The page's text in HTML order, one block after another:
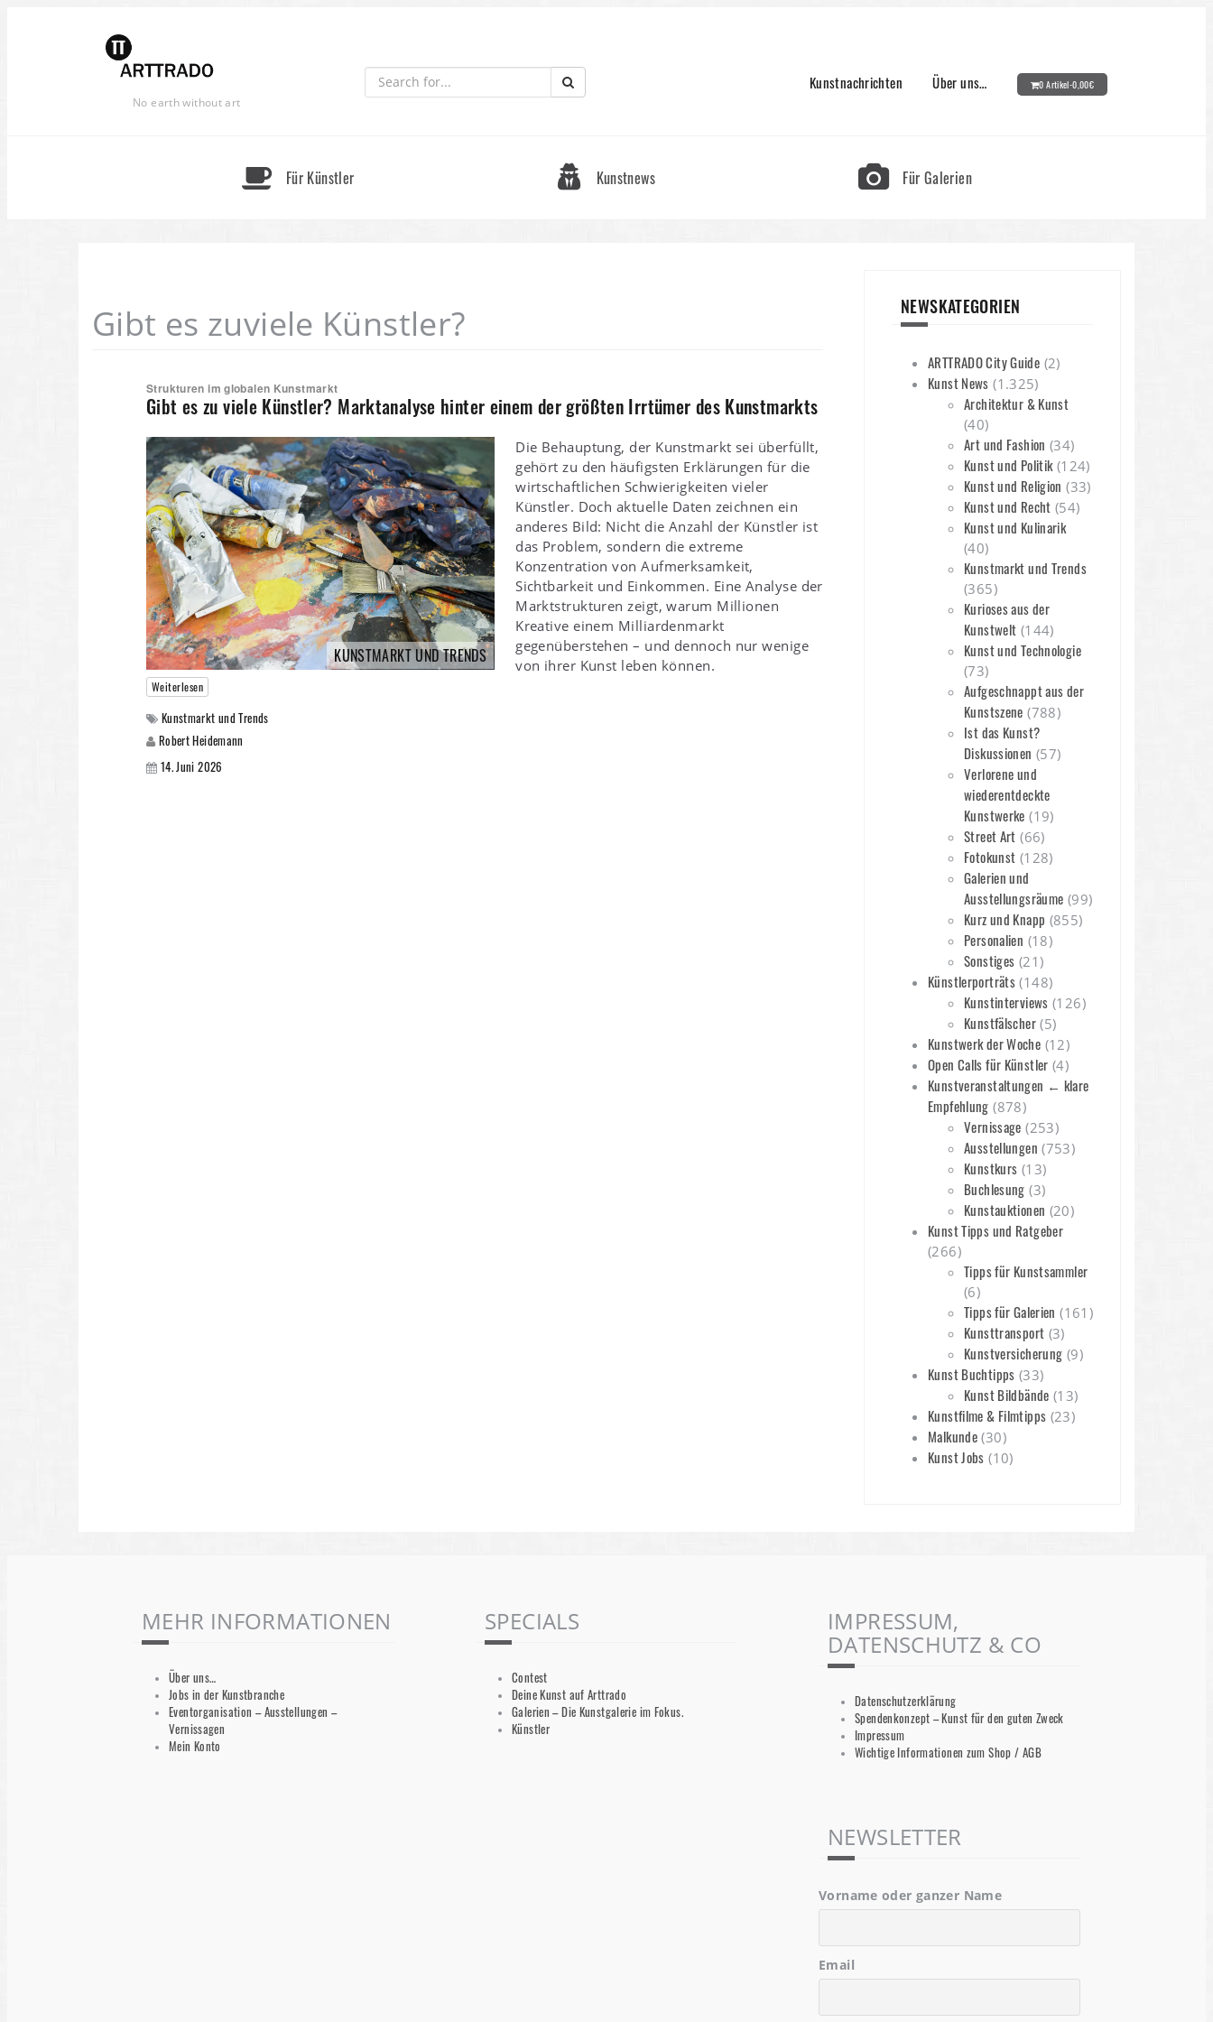
No earth without art
Kunstnachrichten Über uns… 0 Artikel-0,00€
Für Künstler Kunstnews Für Galerien
Gibt es zuviele Künstler?
Strukturen im globalen Kunstmarkt
Gibt es zu viele Künstler? Marktanalyse hinter einem der größten Irrtümer des Kunstmarkts
KUNSTMARKT UND TRENDS
Die Behauptung, der Kunstmarkt sei überfüllt,
gehört zu den häufigsten Erklärungen für die
wirtschaftlichen Schwierigkeiten vieler
Künstler. Doch aktuelle Daten zeichnen ein
anderes Bild: Nicht die Anzahl der Künstler ist
das Problem, sondern die extreme
Konzentration von Aufmerksamkeit,
Sichtbarkeit und Einkommen. Eine Analyse der
Marktstrukturen zeigt, warum Millionen
Kreative einem Milliardenmarkt
gegenüberstehen – und dennoch nur wenige
von ihrer Kunst leben können.
Weiterlesen
Kunstmarkt und Trends
Robert Heidemann
14. Juni 2026
NEWSKATEGORIEN
ARTTRADO City Guide (2)
Kunst News (1.325)
Architektur & Kunst
(40)
Art und Fashion (34)
Kunst und Politik(124)
Kunst und Religion (33)
Kunst und Recht (54)
Kunst und Kulinarik
(40)
Kunstmarkt und Trends
(365)
Kurioses aus der
Kunstwelt (144)
Kunst und Technologie
(73)
Aufgeschnappt aus der
Kunstszene (788)
Ist das Kunst?
Diskussionen (57)
Verlorene und
wiederentdeckte
Kunstwerke (19)
Street Art (66)
Fotokunst (128)
Galerien und
Ausstellungsräume (99)
Kurz und Knapp (855)
Personalien (18)
Sonstiges (21)
Künstlerporträts (148)
Kunstinterviews (126)
Kunstfälscher(5)
Kunstwerk der Woche (12)
Open Calls für Künstler (4)
Kunstveranstaltungen ← klare
Empfehlung (878)
Vernissage (253)
Ausstellungen (753)
Kunstkurs (13)
Buchlesung (3)
Kunstauktionen (20)
Kunst Tipps und Ratgeber
(266)
Tipps für Kunstsammler
(6)
Tipps für Galerien (161)
Kunsttransport (3)
Kunstversicherung (9)
Kunst Buchtipps (33)
Kunst Bildbände (13)
Kunstfilme & Filmtipps (23)
Malkunde (30)
Kunst Jobs (10)
MEHR INFORMATIONEN
Über uns…
Jobs in der Kunstbranche
Eventorganisation – Ausstellungen –
Vernissagen
Mein Konto
SPECIALS
Contest
Deine Kunst auf Arttrado
Galerien – Die Kunstgalerie im Fokus.
Künstler
IMPRESSUM,
DATENSCHUTZ & CO
Datenschutzerklärung
Spendenkonzept – Kunst für den guten Zweck
Impressum
Wichtige Informationen zum Shop / AGB
NEWSLETTER
Vorname oder ganzer Name
Email